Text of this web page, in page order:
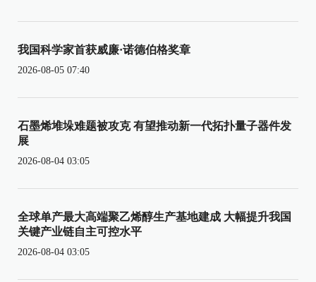
我国科学家首获威廉·诺德伯格奖章
2026-08-05 07:40
石墨烯堆垛难题被攻克 有望推动新一代拓扑量子器件发
展
2026-08-04 03:05
全球单产最大高端聚乙烯醇生产基地建成 大幅提升我国
关键产业链自主可控水平
2026-08-04 03:05